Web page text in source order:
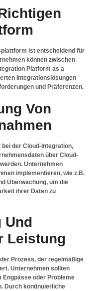
ist entscheidend für
können zwischen
Platform as a
Integrationslösungen
und Präferenzen.
Von
der Cloud-Integration,
über Cloud-
Unternehmen
implementieren, wie z.B.
Überwachung, um die
ihrer Daten zu
Und
Leistung
Prozess, der regelmäßige
Unternehmen sollten
Engpässe oder Probleme
Durch kontinuierliche